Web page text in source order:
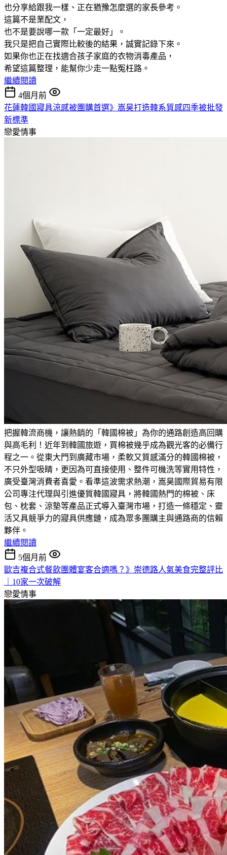
也分享給跟我一樣、正在猶豫怎麼選的家長參考。
這篇不是業配文，
也不是要說哪一款「一定最好」。
我只是把自己實際比較後的結果，誠實記錄下來。
如果你也正在找適合孩子家庭的衣物消毒產品，
希望這篇整理，能幫你少走一點冤枉路。
繼續閱讀
4個月前
花蓮韓國寢具涼感被團購首選》嵩昊打造韓系質感四季被批發
新標準
戀愛情事
把握韓流商機，讓熱銷的「韓國棉被」為你的通路創造高回購
與高毛利！ 近年到韓國旅遊，買棉被幾乎成為觀光客的必備行
程之一。從東大門到廣藏市場，柔軟又質感滿分的韓國棉被，
不只外型吸睛，更因為可直接使用、整件可機洗等實用特性，
廣受臺灣消費者喜愛。看準這波需求熱潮，嵩昊國際貿易有限
公司專注代理與引進優質韓國寢具，將韓國熱門的棉被、床
包、枕套、涼墊等產品正式導入臺灣市場，打造一條穩定、靈
活又具競爭力的寢具供應鏈，成為眾多團購主與通路商的信賴
夥伴。
繼續閱讀
5個月前
歐吉複合式餐飲團體宴客合適嗎？》崇德路人氣美食完整評比
｜10家一次破解
戀愛情事